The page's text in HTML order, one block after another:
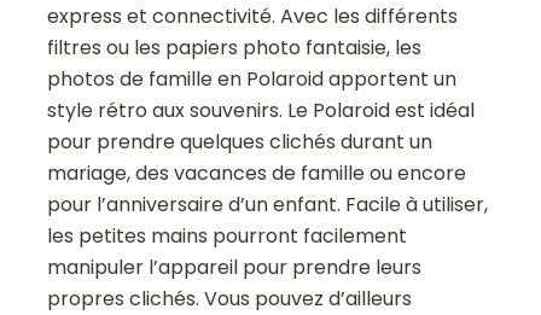
express et connectivité. Avec les différents
filtres ou les papiers photo fantaisie, les
photos de famille en Polaroid apportent un
style rétro aux souvenirs. Le Polaroid est idéal
pour prendre quelques clichés durant un
mariage, des vacances de famille ou encore
pour l’anniversaire d’un enfant. Facile à utiliser,
les petites mains pourront facilement
manipuler l’appareil pour prendre leurs
propres clichés. Vous pouvez d’ailleurs